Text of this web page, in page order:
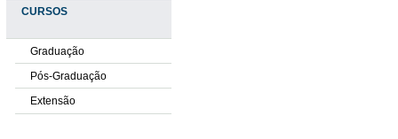
CURSOS
Graduação
Pós-Graduação
Extensão